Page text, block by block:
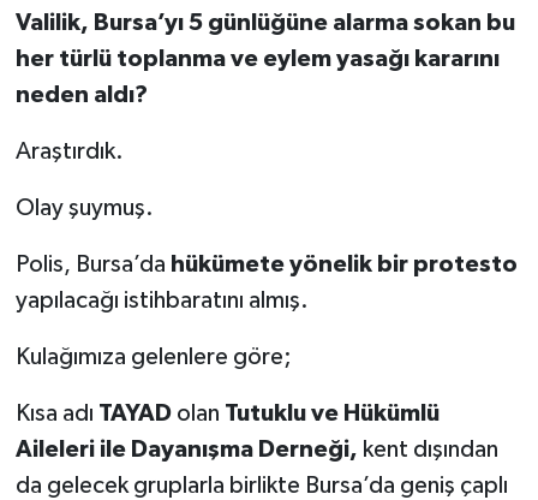
Valilik, Bursa’yı 5 günlüğüne alarma sokan bu
her türlü toplanma ve eylem yasağı kararını
neden aldı?
Araştırdık.
Olay şuymuş.
Polis, Bursa’da hükümete yönelik bir protesto
yapılacağı istihbaratını almış.
Kulağımıza gelenlere göre;
Kısa adı TAYADolan Tutuklu ve Hükümlü
Aileleri ile Dayanışma Derneği, kent dışından
da gelecek gruplarla birlikte Bursa’da geniş çaplı